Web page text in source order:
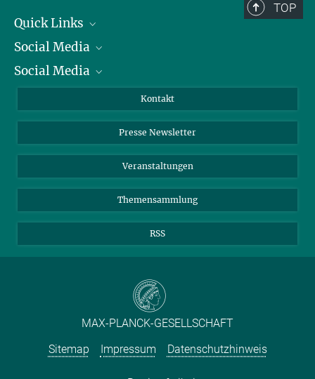
TOP
Quick Links
Präsident
Zahlen und Fakten
Social Media
Bluesky
TikTok
Social Media
Instagram
YouTube
Kontakt
Presse Newsletter
Veranstaltungen
Themensammlung
RSS
MAX-PLANCK-GESELLSCHAFT
Sitemap
Impressum Datenschutzhinweis